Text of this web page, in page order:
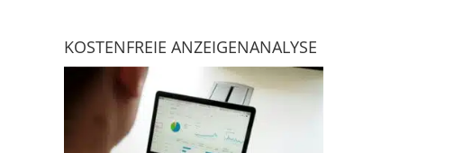
KOSTENFREIE ANZEIGENANALYSE